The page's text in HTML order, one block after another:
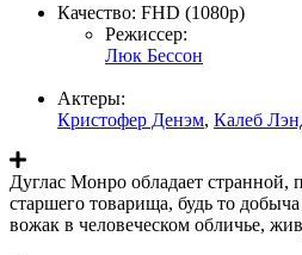
Качество: FHD (1080p)
Режиссер:
Люк Бессон
Актеры:
Кристофер Денэм, Калеб
Дуглас Монро обладает
старшего товарища, будь то
вожак в человеческом обличье,